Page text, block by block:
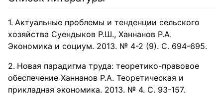
Актуальные проблемы и тенденции сельского
хозяйства Суендыков Р.Ш., Ханнанов Р.А.
Экономика и социум. 2013. № 4-2 (9). С. 694-695.
Новая парадигма труда: теоретико-правовое
обеспечение Ханнанов Р.А. Теоретическая и
прикладная экономика. 2013. № 4. С. 93-157.